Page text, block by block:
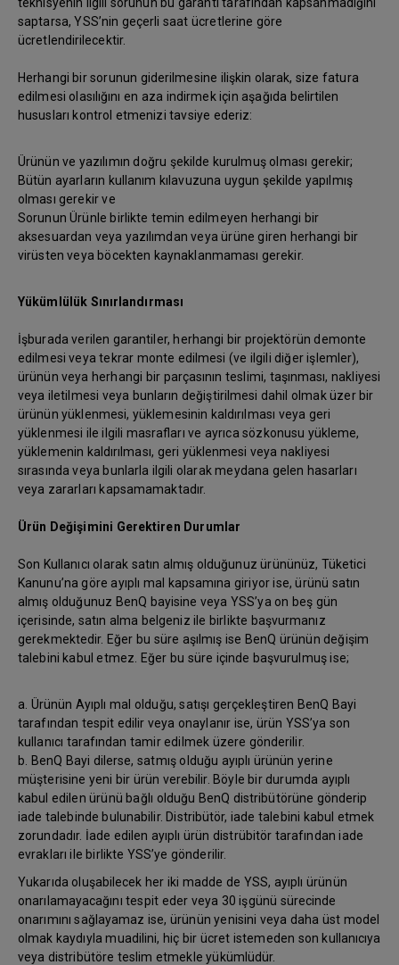
saptarsa, YSS’nin geçerli saat ücretlerine göre
ücretlendirilecektir.
Herhangi bir sorunun giderilmesine ilişkin olarak, size fatura
edilmesi olasılığını en aza indirmek için aşağıda belirtilen
hususları kontrol etmenizi tavsiye ederiz:
Ürünün ve yazılımın doğru şekilde kurulmuş olması gerekir;
Bütün ayarların kullanım kılavuzuna uygun şekilde yapılmış
olması gerekir ve
Sorunun Ürünle birlikte temin edilmeyen herhangi bir
aksesuardan veya yazılımdan veya ürüne giren herhangi bir
virüsten veya böcekten kaynaklanmaması gerekir.
Yükümlülük Sınırlandırması
İşburada verilen garantiler, herhangi bir projektörün demonte
edilmesi veya tekrar monte edilmesi (ve ilgili diğer işlemler),
ürünün veya herhangi bir parçasının teslimi, taşınması, nakliyesi
veya iletilmesi veya bunların değiştirilmesi dahil olmak üzer bir
ürünün yüklenmesi, yüklemesinin kaldırılması veya geri
yüklenmesi ile ilgili masrafları ve ayrıca sözkonusu yükleme,
yüklemenin kaldırılması, geri yüklenmesi veya nakliyesi
sırasında veya bunlarla ilgili olarak meydana gelen hasarları
veya zararları kapsamamaktadır.
Ürün Değişimini Gerektiren Durumlar
Son Kullanıcı olarak satın almış olduğunuz ürününüz, Tüketici
Kanunu’na göre ayıplı mal kapsamına giriyor ise, ürünü satın
almış olduğunuz BenQ bayisine veya YSS’ya on beş gün
içerisinde, satın alma belgeniz ile birlikte başvurmanız
gerekmektedir. Eğer bu süre aşılmış ise BenQ ürünün değişim
talebini kabul etmez. Eğer bu süre içinde başvurulmuş ise;
a. Ürünün Ayıplı mal olduğu, satışı gerçekleştiren BenQ Bayi
tarafından tespit edilir veya onaylanır ise, ürün YSS’ya son
kullanıcı tarafından tamir edilmek üzere gönderilir.
b. BenQ Bayi dilerse, satmış olduğu ayıplı ürünün yerine
müşterisine yeni bir ürün verebilir. Böyle bir durumda ayıplı
kabul edilen ürünü bağlı olduğu BenQ distribütörüne gönderip
iade talebinde bulunabilir. Distribütör, iade talebini kabul etmek
zorundadır. İade edilen ayıplı ürün distrübitör tarafından iade
evrakları ile birlikte YSS’ye gönderilir.
Yukarıda oluşabilecek her iki madde de YSS, ayıplı ürünün
onarılamayacağını tespit eder veya 30 işgünü sürecinde
onarımını sağlayamaz ise, ürünün yenisini veya daha üst model
olmak kaydıyla muadilini, hiç bir ücret istemeden son kullanıcıya
veya distribütöre teslim etmekle yükümlüdür.